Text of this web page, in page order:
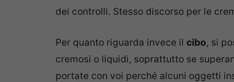
dei controlli. Stesso discorso per le
Per quanto riguarda invece il cibo, si
cremosi o liquidi, soprattutto se
portate con voi perché alcuni oggetti